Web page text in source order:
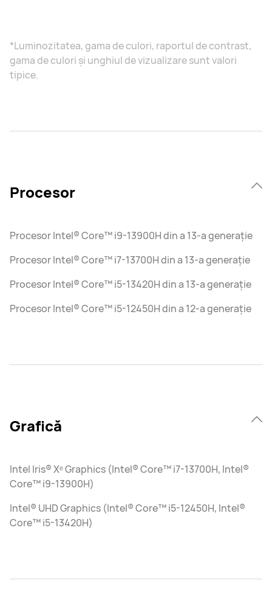
*Luminozitatea, gama de culori, raportul de contrast,
gama de culori și unghiul de vizualizare sunt valori
tipice.
Procesor
Procesor Intel® Core™ i9-13900H din a 13-a generație
Procesor Intel® Core™ i7-13700H din a 13-a generație
Procesor Intel® Core™ i5-13420H din a 13-a generație
Procesor Intel® Core™ i5-12450H din a 12-a generație
Grafică
Intel Iris® Xᵉ Graphics (Intel® Core™ i7-13700H, Intel®
Core™ i9-13900H)
Intel® UHD Graphics (Intel® Core™ i5-12450H, Intel®
Core™ i5-13420H)